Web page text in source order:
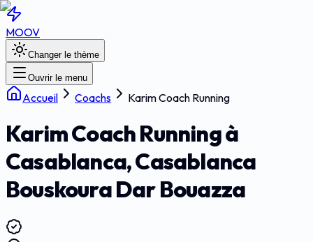
MOOV
Changer le thème
Ouvrir le menu
Accueil Coachs Karim Coach Running
Karim Coach Running à
Casablanca, Casablanca
Bouskoura Dar Bouazza